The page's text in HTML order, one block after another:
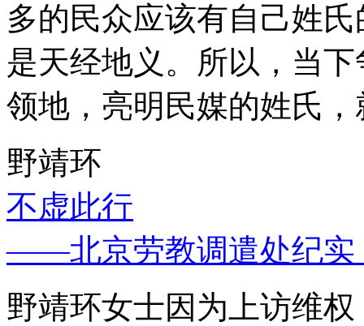
多的民众应该有自己姓
是天经地义。所以，当
领地，亮明民媒的姓氏
野靖环
不虚此行
——北京劳教调遣处纪实
野靖环女士因为上访维